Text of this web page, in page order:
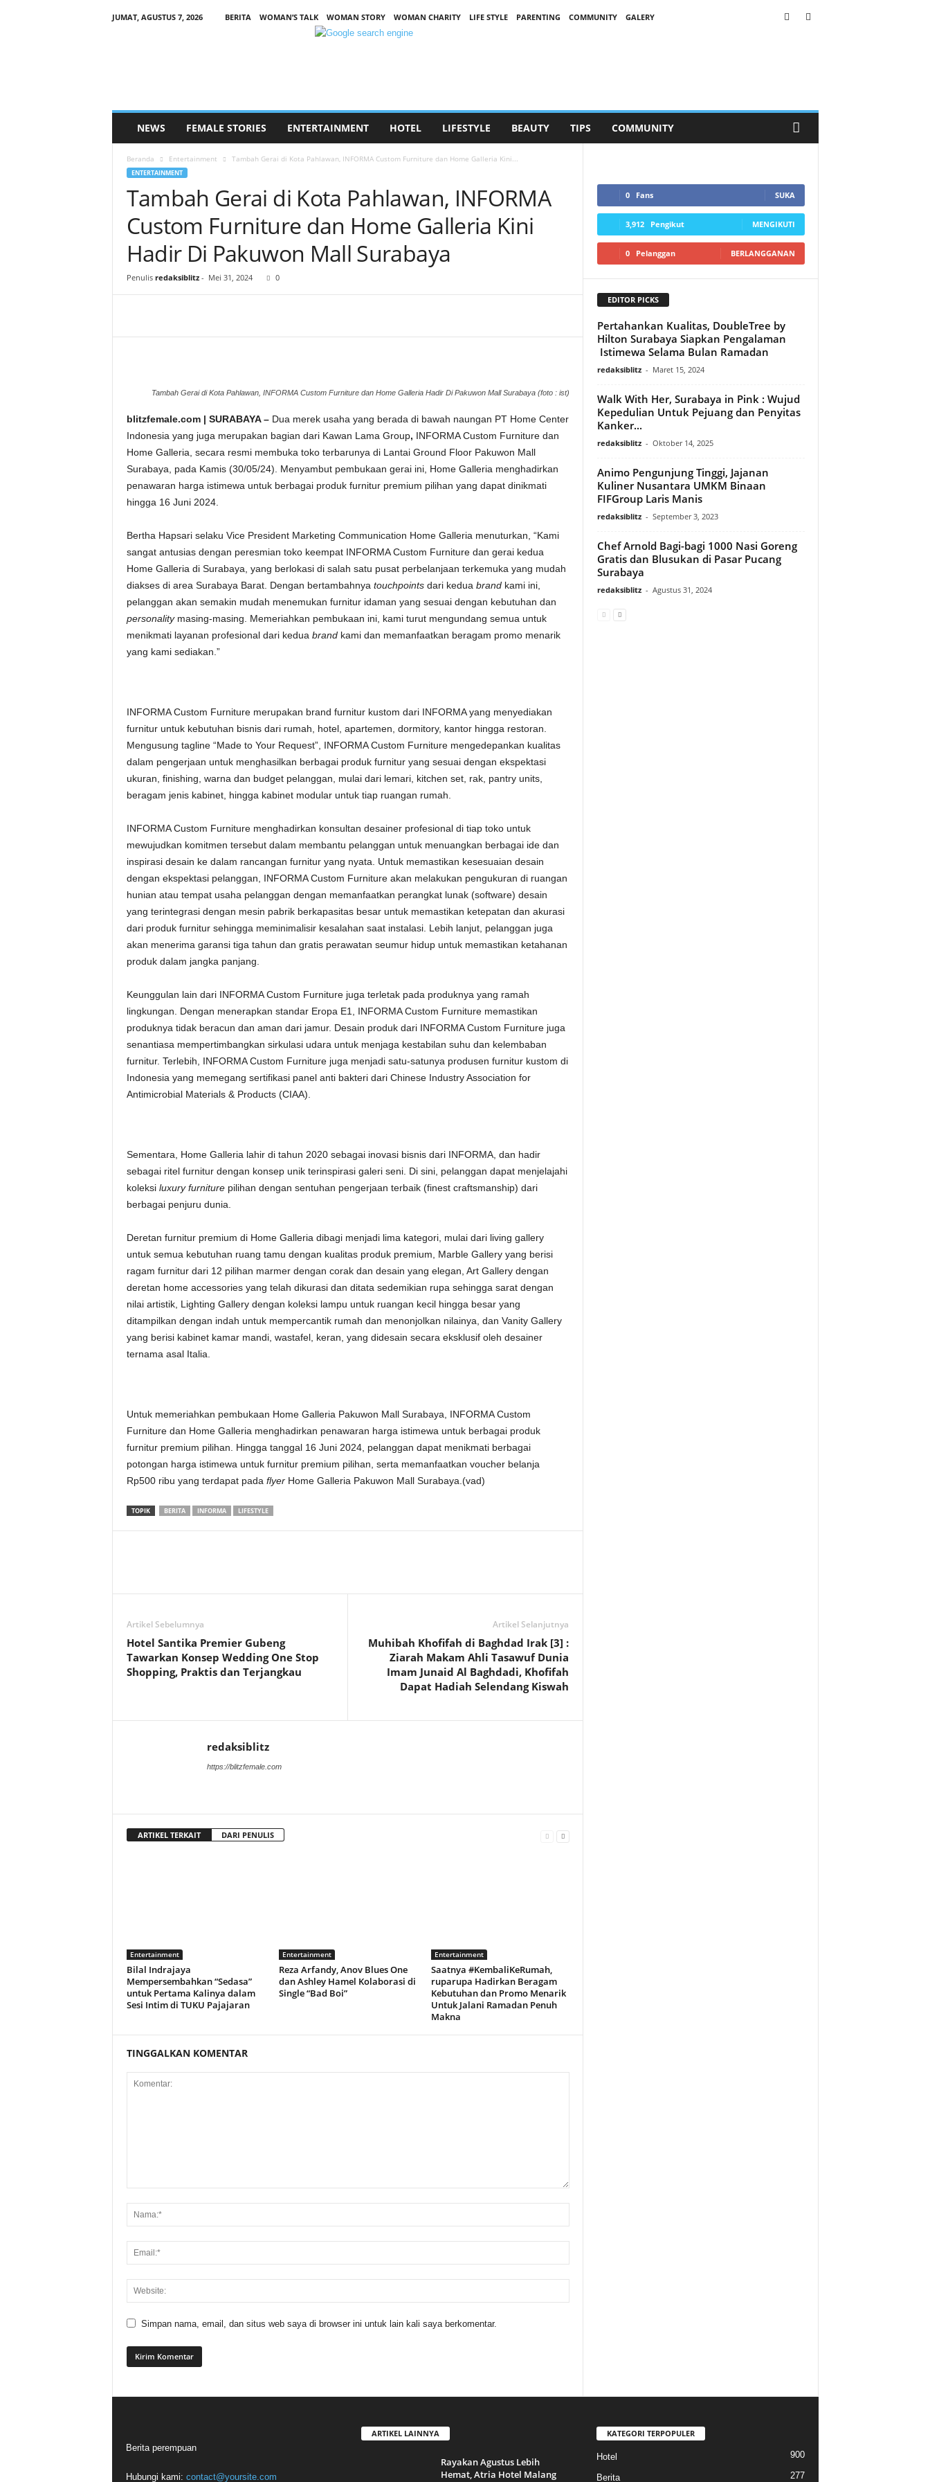
JUMAT, AGUSTUS 7, 2026 BERITA WOMAN’S TALK WOMAN STORY WOMAN CHARITY LIFE STYLE PARENTING COMMUNITY
GALERY
NEWS FEMALE STORIES ENTERTAINMENT HOTEL LIFESTYLE BEAUTY TIPS COMMUNITY
Beranda Entertainment Tambah Gerai di Kota Pahlawan, INFORMA Custom Furniture dan Home Galleria Kini...
ENTERTAINMENT
Tambah Gerai di Kota Pahlawan, INFORMA
Custom Furniture dan Home Galleria Kini
Hadir Di Pakuwon Mall Surabaya
Penulis redaksiblitz- Mei 31, 2024 0
Tambah Gerai di Kota Pahlawan, INFORMA Custom Furniture dan Home Galleria Hadir Di Pakuwon Mall Surabaya (foto : ist)
blitzfemale.com | SURABAYA – Dua merek usaha yang berada di bawah naungan PT Home Center
Indonesia yang juga merupakan bagian dari Kawan Lama Group, INFORMA Custom Furniture dan
Home Galleria, secara resmi membuka toko terbarunya di Lantai Ground Floor Pakuwon Mall
Surabaya, pada Kamis (30/05/24). Menyambut pembukaan gerai ini, Home Galleria menghadirkan
penawaran harga istimewa untuk berbagai produk furnitur premium pilihan yang dapat dinikmati
hingga 16 Juni 2024.
Bertha Hapsari selaku Vice President Marketing Communication Home Galleria menuturkan, “Kami
sangat antusias dengan peresmian toko keempat INFORMA Custom Furniture dan gerai kedua
Home Galleria di Surabaya, yang berlokasi di salah satu pusat perbelanjaan terkemuka yang mudah
diakses di area Surabaya Barat. Dengan bertambahnya touchpoints dari kedua brandkami ini,
pelanggan akan semakin mudah menemukan furnitur idaman yang sesuai dengan kebutuhan dan
personalitymasing-masing. Memeriahkan pembukaan ini, kami turut mengundang semua untuk
menikmati layanan profesional dari kedua brand kami dan memanfaatkan beragam promo menarik
yang kami sediakan.”
INFORMA Custom Furniture merupakan brand furnitur kustom dari INFORMA yang menyediakan
furnitur untuk kebutuhan bisnis dari rumah, hotel, apartemen, dormitory, kantor hingga restoran.
Mengusung tagline “Made to Your Request”, INFORMA Custom Furniture mengedepankan kualitas
dalam pengerjaan untuk menghasilkan berbagai produk furnitur yang sesuai dengan ekspektasi
ukuran, finishing, warna dan budget pelanggan, mulai dari lemari, kitchen set, rak, pantry units,
beragam jenis kabinet, hingga kabinet modular untuk tiap ruangan rumah.
INFORMA Custom Furniture menghadirkan konsultan desainer profesional di tiap toko untuk
mewujudkan komitmen tersebut dalam membantu pelanggan untuk menuangkan berbagai ide dan
inspirasi desain ke dalam rancangan furnitur yang nyata. Untuk memastikan kesesuaian desain
dengan ekspektasi pelanggan, INFORMA Custom Furniture akan melakukan pengukuran di ruangan
hunian atau tempat usaha pelanggan dengan memanfaatkan perangkat lunak (software) desain
yang terintegrasi dengan mesin pabrik berkapasitas besar untuk memastikan ketepatan dan akurasi
dari produk furnitur sehingga meminimalisir kesalahan saat instalasi. Lebih lanjut, pelanggan juga
akan menerima garansi tiga tahun dan gratis perawatan seumur hidup untuk memastikan ketahanan
produk dalam jangka panjang.
Keunggulan lain dari INFORMA Custom Furniture juga terletak pada produknya yang ramah
lingkungan. Dengan menerapkan standar Eropa E1, INFORMA Custom Furniture memastikan
produknya tidak beracun dan aman dari jamur. Desain produk dari INFORMA Custom Furniture juga
senantiasa mempertimbangkan sirkulasi udara untuk menjaga kestabilan suhu dan kelembaban
furnitur. Terlebih, INFORMA Custom Furniture juga menjadi satu-satunya produsen furnitur kustom di
Indonesia yang memegang sertifikasi panel anti bakteri dari Chinese Industry Association for
Antimicrobial Materials & Products (CIAA).
Sementara, Home Galleria lahir di tahun 2020 sebagai inovasi bisnis dari INFORMA, dan hadir
sebagai ritel furnitur dengan konsep unik terinspirasi galeri seni. Di sini, pelanggan dapat menjelajahi
koleksi luxury furniturepilihan dengan sentuhan pengerjaan terbaik (finest craftsmanship) dari
berbagai penjuru dunia.
Deretan furnitur premium di Home Galleria dibagi menjadi lima kategori, mulai dari living gallery
untuk semua kebutuhan ruang tamu dengan kualitas produk premium, Marble Gallery yang berisi
ragam furnitur dari 12 pilihan marmer dengan corak dan desain yang elegan, Art Gallery dengan
deretan home accessories yang telah dikurasi dan ditata sedemikian rupa sehingga sarat dengan
nilai artistik, Lighting Gallery dengan koleksi lampu untuk ruangan kecil hingga besar yang
ditampilkan dengan indah untuk mempercantik rumah dan menonjolkan nilainya, dan Vanity Gallery
yang berisi kabinet kamar mandi, wastafel, keran, yang didesain secara eksklusif oleh desainer
ternama asal Italia.
Untuk memeriahkan pembukaan Home Galleria Pakuwon Mall Surabaya, INFORMA Custom
Furniture dan Home Galleria menghadirkan penawaran harga istimewa untuk berbagai produk
furnitur premium pilihan. Hingga tanggal 16 Juni 2024, pelanggan dapat menikmati berbagai
potongan harga istimewa untuk furnitur premium pilihan, serta memanfaatkan voucher belanja
Rp500 ribu yang terdapat pada flyerHome Galleria Pakuwon Mall Surabaya.(vad)
TOPIK BERITA INFORMA LIFESTYLE
Artikel Sebelumnya
Hotel Santika Premier Gubeng
Tawarkan Konsep Wedding One Stop
Shopping, Praktis dan Terjangkau
Artikel Selanjutnya
Muhibah Khofifah di Baghdad Irak [3] :
Ziarah Makam Ahli Tasawuf Dunia
Imam Junaid Al Baghdadi, Khofifah
Dapat Hadiah Selendang Kiswah
redaksiblitz
https://blitzfemale.com
ARTIKEL TERKAIT DARI PENULIS
Entertainment
Bilal Indrajaya
Mempersembahkan “Sedasa”
untuk Pertama Kalinya dalam
Sesi Intim di TUKU Pajajaran
Entertainment
Reza Arfandy, Anov Blues One
dan Ashley Hamel Kolaborasi di
Single “Bad Boi”
Entertainment
Saatnya #KembaliKeRumah,
ruparupa Hadirkan Beragam
Kebutuhan dan Promo Menarik
Untuk Jalani Ramadan Penuh
Makna
TINGGALKAN KOMENTAR
Simpan nama, email, dan situs web saya di browser ini untuk lain kali saya berkomentar.
0 Fans SUKA
3,912 Pengikut MENGIKUTI
0 Pelanggan BERLANGGANAN
EDITOR PICKS
Pertahankan Kualitas, DoubleTree by
Hilton Surabaya Siapkan Pengalaman
Istimewa Selama Bulan Ramadan
redaksiblitz - Maret 15, 2024
Walk With Her, Surabaya in Pink : Wujud
Kepedulian Untuk Pejuang dan Penyitas
Kanker...
redaksiblitz - Oktober 14, 2025
Animo Pengunjung Tinggi, Jajanan
Kuliner Nusantara UMKM Binaan
FIFGroup Laris Manis
redaksiblitz - September 3, 2023
Chef Arnold Bagi-bagi 1000 Nasi Goreng
Gratis dan Blusukan di Pasar Pucang
Surabaya
redaksiblitz - Agustus 31, 2024
Berita perempuan
Hubungi kami: contact@yoursite.com
ARTIKEL LAINNYA
Rayakan Agustus Lebih
Hemat, Atria Hotel Malang
KATEGORI TERPOPULER
Hotel 900
Berita 277